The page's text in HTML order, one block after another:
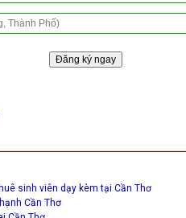
sinh viên dạy kèm tại Cần Thơ
Cần Thơ